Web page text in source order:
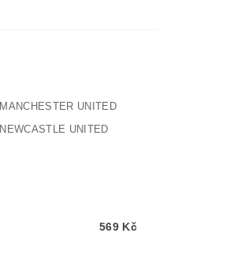
MANCHESTER UNITED
NEWCASTLE UNITED
569 Kč